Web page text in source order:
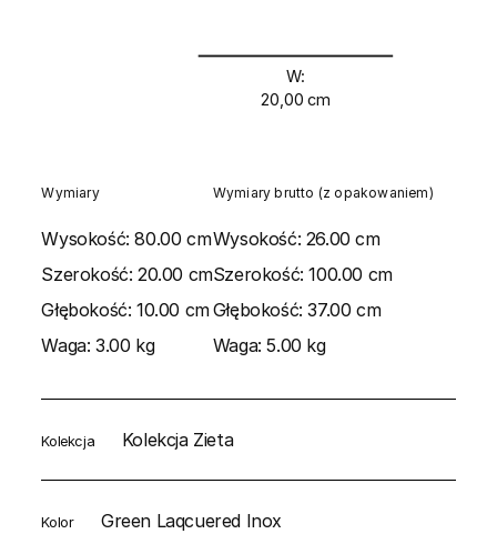
W:
20,00 cm
Wymiary
Wysokość:80.00 cm
Szerokość:20.00 cm
Głębokość:10.00 cm
Waga:3.00 kg
Wymiary brutto (z opakowaniem)
Wysokość: 26.00 cm
Szerokość:100.00 cm
Głębokość:37.00 cm
Waga:5.00 kg
Kolekcja Kolekcja Zieta
Kolor Green Laqcuered Inox